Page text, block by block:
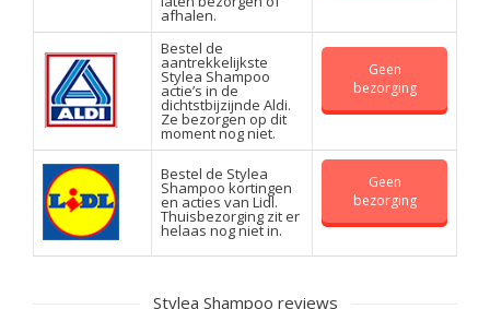
afhalen.
Bestel de
aantrekkelijkste
Stylea Shampoo
actie’s in de
dichtstbijzijnde Aldi.
Ze bezorgen op dit
moment nog niet.
Geen
bezorging
Bestel de Stylea
Shampoo kortingen
en acties van Lidl.
Thuisbezorging zit er
helaas nog niet in.
Geen
bezorging
Stylea Shampoo reviews